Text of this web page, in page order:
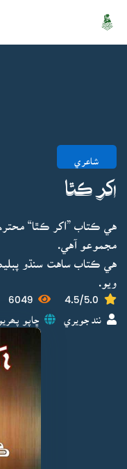
شاعري
اکر ڪٿا
هي ڪتاب ”اکر ڪٿا“
مجموعو آهي.
4.5/5.0
6049
ڇاپو